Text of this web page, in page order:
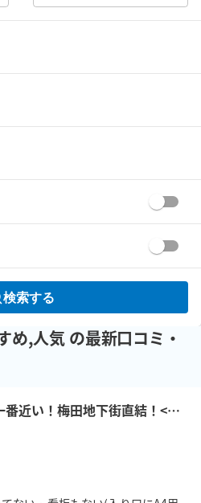
検索する
め,人気 の最新口コミ・
NEWOPEN⭐️大阪駅から一番近い！梅田地下街直結！<めっちゃええ01大阪モダン会議室>アクセス抜群！大阪駅前第１ビル２F！【最大8名収容】